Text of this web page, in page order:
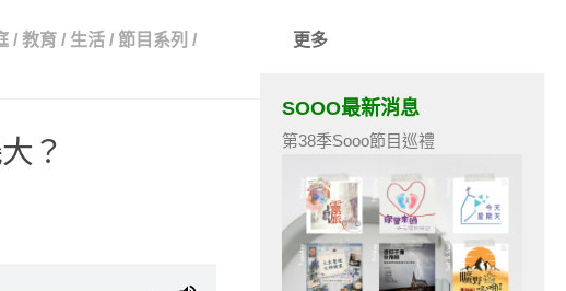
/ 教育 / 生活 / 節目系列 /
？
更多
SOOO最新消息
第38季Sooo節目巡禮